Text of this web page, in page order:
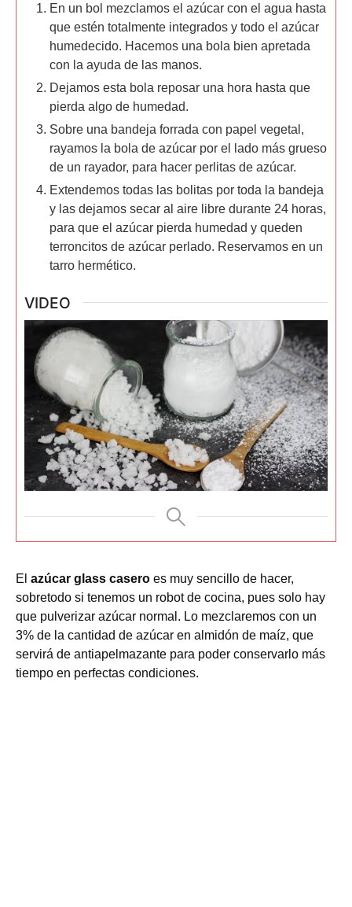
En un bol mezclamos el azúcar con el agua hasta
que estén totalmente integrados y todo el azúcar
humedecido. Hacemos una bola bien apretada
con la ayuda de las manos.
Dejamos esta bola reposar una hora hasta que
pierda algo de humedad.
Sobre una bandeja forrada con papel vegetal,
rayamos la bola de azúcar por el lado más grueso
de un rayador, para hacer perlitas de azúcar.
Extendemos todas las bolitas por toda la bandeja
y las dejamos secar al aire libre durante 24 horas,
para que el azúcar pierda humedad y queden
terroncitos de azúcar perlado. Reservamos en un
tarro hermético.
VIDEO
El azúcar glass casero es muy sencillo de hacer,
sobretodo si tenemos un robot de cocina, pues solo hay
que pulverizar azúcar normal. Lo mezclaremos con un
3% de la cantidad de azúcar en almidón de maíz, que
servirá de antiapelmazante para poder conservarlo más
tiempo en perfectas condiciones.